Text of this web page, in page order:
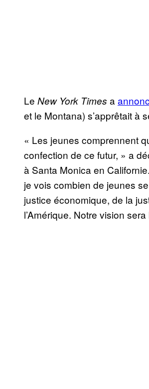
Le New York Times a
et le Montana) s’apprêtait à
« Les jeunes comprennent
confection de ce futur, » a
à Santa Monica en
je vois combien de jeunes
justice économique, de la
l’Amérique. Notre vision